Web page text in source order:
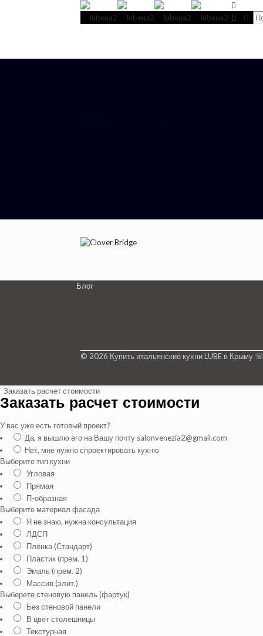
clover-bridge-21
Блог
© 2026 Купить итальянские кухни LUBE в Крыму
Заказать расчет стоимости
Заказать расчет стоимости
У вас уже есть готовый проект?
Да, я вышлю его на Вашу почту salonvenezia2@gmail.com
Нет, мне нужно спроектировать кухню
Выберите тип кухни
Угловая
Прямая
П-образная
Выберите материал фасада
Я не знаю, нужна консультация
ЛДСП
Плёнка (Стандарт)
Пластик (прем. 1)
Эмаль (прем. 2)
Массив (элит.)
Выберете стеновую панель (фартук)
Без стеновой панели
В цвет столешницы
Текстурная